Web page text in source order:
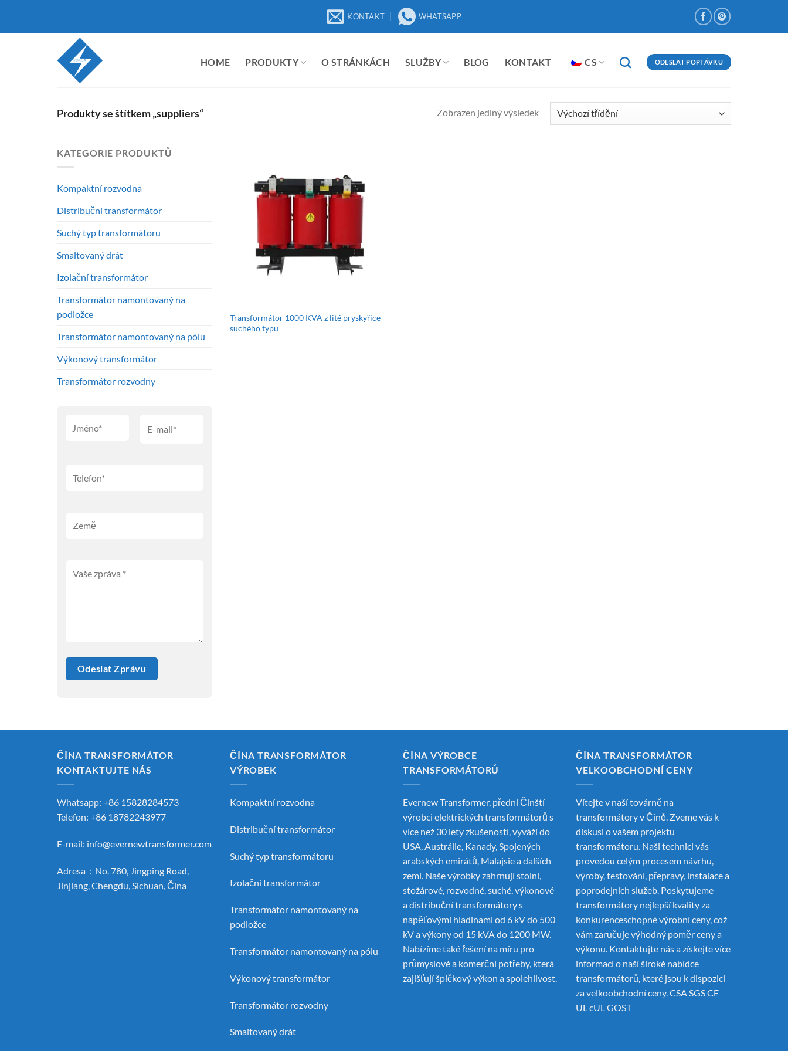
obsah
KONTAKT WHATSAPP
HOME PRODUKTY O STRÁNKÁCH SLUŽBY BLOG KONTAKT CS ODESLAT POPTÁVKU
Produkty se štítkem „suppliers“ Zobrazen jediný výsledek
KATEGORIE PRODUKTŮ
Kompaktní rozvodna
Distribuční transformátor
Suchý typ transformátoru
Smaltovaný drát
Izolační transformátor
Transformátor namontovaný na
podložce
Transformátor namontovaný na pólu
Výkonový transformátor
Transformátor rozvodny
Transformátor 1000 KVA z lité pryskyřice
suchého typu
ČÍNA TRANSFORMÁTOR
KONTAKTUJTE NÁS
Whatsapp: +86 15828284573
Telefon: +86 18782243977
E-mail: info@evernewtransformer.com
Adresa：No. 780, Jingping Road,
Jinjiang, Chengdu, Sichuan, Čína
ČÍNA TRANSFORMÁTOR
VÝROBEK
Kompaktní rozvodna
Distribuční transformátor
Suchý typ transformátoru
Izolační transformátor
Transformátor namontovaný na
podložce
Transformátor namontovaný na pólu
Výkonový transformátor
Transformátor rozvodny
Smaltovaný drát
ČÍNA VÝROBCE
TRANSFORMÁTORŮ
Evernew Transformer, předníČínští
výrobci elektrických transformátorů s
více než 30 lety zkušeností, vyváží do
USA, Austrálie, Kanady, Spojených
arabských emirátů, Malajsie a dalších
zemí. Naše výrobky zahrnují stolní,
stožárové, rozvodné, suché, výkonové
a distribuční transformátory s
napěťovými hladinami od 6 kV do 500
kV a výkony od 15 kVA do 1200 MW.
Nabízíme také řešení na míru pro
průmyslové a komerční potřeby, která
zajišťují špičkový výkon a spolehlivost.
ČÍNA TRANSFORMÁTOR
VELKOOBCHODNÍ CENY
Vítejte v naší továrně na
transformátory v Číně. Zveme vás k
diskusi o vašem projektu
transformátoru. Naši technici vás
provedou celým procesem návrhu,
výroby, testování, přepravy, instalace a
poprodejních služeb. Poskytujeme
transformátory nejlepší kvality za
konkurenceschopné výrobní ceny, což
vám zaručuje výhodný poměr ceny a
výkonu. Kontaktujte nás a získejte více
informací o naší široké nabídce
transformátorů, které jsou k dispozici
za velkoobchodní ceny. CSA SGS CE
UL cUL GOST